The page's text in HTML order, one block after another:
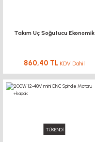
Takım Uç Soğutucu Ekonomik
860,40 TL KDV Dahil
TÜKENDİ